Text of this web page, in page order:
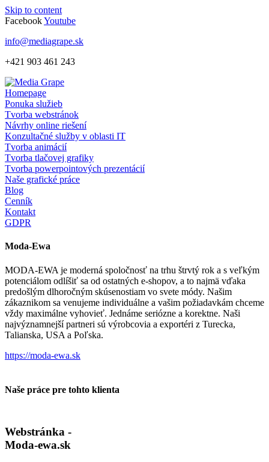
Skip to content
FacebookYoutube
info@mediagrape.sk
+421 903 461 243
Homepage
Ponuka služieb
Tvorba webstránok
Návrhy online riešení
Konzultačné služby v oblasti IT
Tvorba animácií
Tvorba tlačovej grafiky
Tvorba powerpointových prezentácií
Naše grafické práce
Blog
Cenník
Kontakt
GDPR
Moda-Ewa
MODA-EWA je moderná spoločnosť na trhu štrvtý rok a s veľkým
potenciálom odlíšiť sa od ostatných e-shopov, a to najmä vďaka
predošlým dlhoročným skúsenostiam vo svete módy. Našim
zákaznikom sa venujeme individuálne a vašim požiadavkám chceme
vždy maximálne vyhovieť. Jednáme seriózne a korektne. Naši
najvýznamnejší partneri sú výrobcovia a exportéri z Turecka,
Talianska, USA a Poľska.
https://moda-ewa.sk
Naše práce pre tohto klienta
Webstránka -
Moda-ewa.sk